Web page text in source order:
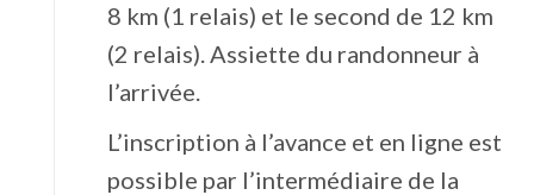
8 km (1 relais) et le second de 12 km
(2 relais). Assiette du randonneur à
l’arrivée.
L’inscription à l’avance et en ligne est
possible par l’intermédiaire de la